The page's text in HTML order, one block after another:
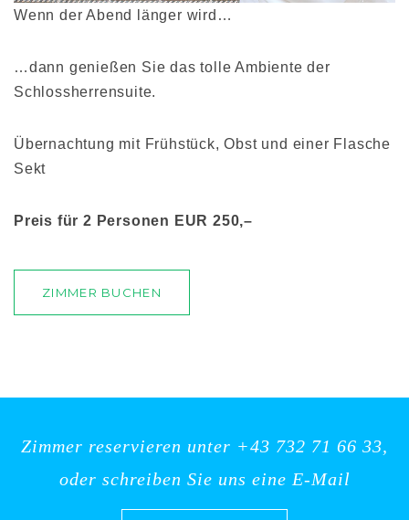
Wenn der Abend länger wird…
…dann genießen Sie das tolle Ambiente der
Schlossherrensuite.
Übernachtung mit Frühstück, Obst und einer Flasche
Sekt
Preis für 2 Personen EUR 250,–
ZIMMER BUCHEN
Zimmer reservieren unter +43 732 71 66 33,
oder schreiben Sie uns eine E-Mail